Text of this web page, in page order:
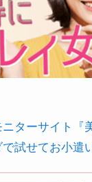
ニターサイト『
試せてお小遣